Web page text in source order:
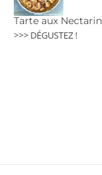
Tarte aux
>>> DÉGUSTEZ !